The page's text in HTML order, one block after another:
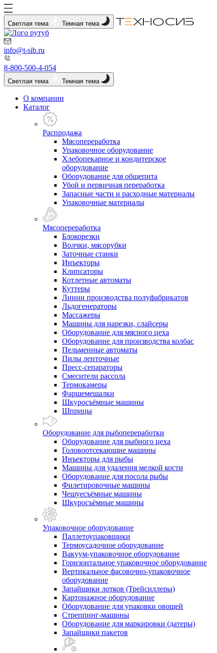
Светлая тема Темная тема
info@t-sib.ru
8-800-500-4-054
Светлая тема Темная тема
О компании
Каталог
Распродажа
Мясопереработка
Упаковочное оборудование
Хлебопекарное и кондитерское
оборудование
Оборудование для общепита
Убой и первичная переработка
Запасные части и расходные материалы
Упаковочные материалы
Мясопереработка
Блокорезки
Волчки, мясорубки
Заточные станки
Инъекторы
Клипсаторы
Котлетные автоматы
Куттеры
Линии производства полуфабрикатов
Льдогенераторы
Массажеры
Машины для нарезки, слайсеры
Оборудование для мясного цеха
Оборудование для производства колбас
Пельменные автоматы
Пилы ленточные
Пресс-сепараторы
Смесители рассола
Термокамеры
Фаршемешалки
Шкуросъёмные машины
Шприцы
Оборудование для рыбопереработки
Оборудование для рыбного цеха
Головоотсекающие машины
Инъекторы для рыбы
Машины для удаления мелкой кости
Оборудование для посола рыбы
Филетировочные машины
Чешуесъёмные машины
Шкуросъёмные машины
Упаковочное оборудование
Паллетоупаковщики
Термоусадочное оборудование
Вакуум-упаковочное оборудование
Горизонтальное упаковочное оборудование
Вертикальное фасовочно-упаковочное
оборудование
Запайщики лотков (Трейсиллеры)
Картонажное оборудование
Оборудование для упаковки овощей
Стреппинг-машины
Оборудование для маркировки (датеры)
Запайщики пакетов